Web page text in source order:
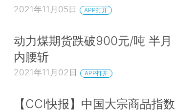
2021年11月05日 APP打开
动力煤期货跌破900元/吨 半月
内腰斩
2021年11月02日 APP打开
【CCI快报】中国大宗商品指数